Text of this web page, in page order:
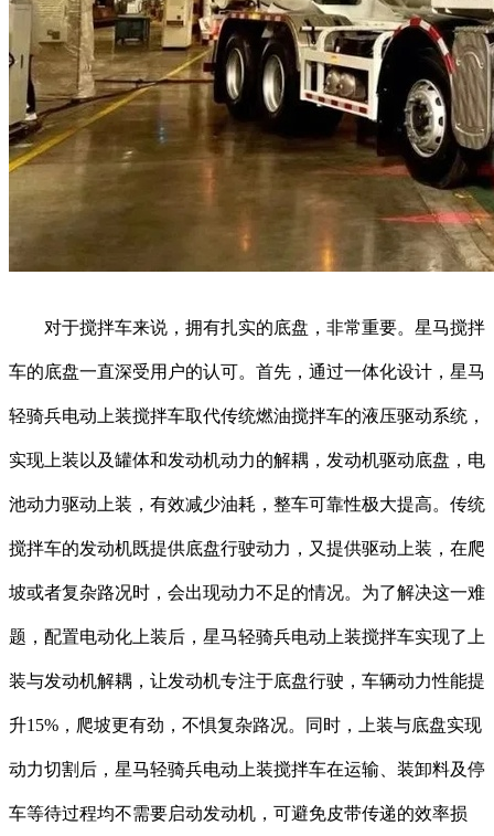
对于搅拌车来说，拥有扎实的底盘，非常重要。星马搅拌
车的底盘一直深受用户的认可。首先，通过一体化设计，星马
轻骑兵电动上装搅拌车取代传统燃油搅拌车的液压驱动系统，
实现上装以及罐体和发动机动力的解耦，发动机驱动底盘，电
池动力驱动上装，有效减少油耗，整车可靠性极大提高。传统
搅拌车的发动机既提供底盘行驶动力，又提供驱动上装，在爬
坡或者复杂路况时，会出现动力不足的情况。为了解决这一难
题，配置电动化上装后，星马轻骑兵电动上装搅拌车实现了上
装与发动机解耦，让发动机专注于底盘行驶，车辆动力性能提
升15%，爬坡更有劲，不惧复杂路况。同时，上装与底盘实现
动力切割后，星马轻骑兵电动上装搅拌车在运输、装卸料及停
车等待过程均不需要启动发动机，可避免皮带传递的效率损